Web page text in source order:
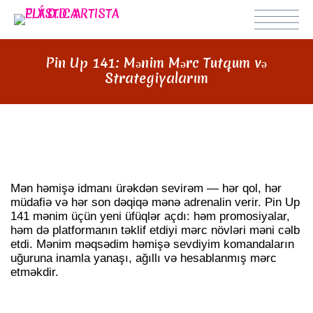
Pin Up 141: Mənim Mərc Tutqum və
Strategiyalarım
Mən həmişə idmanı ürəkdən sevirəm — hər qol, hər
müdafiə və hər son dəqiqə mənə adrenalin verir. Pin Up
141 mənim üçün yeni üfüqlər açdı: həm promosiyalar,
həm də platformanın təklif etdiyi mərc növləri məni cəlb
etdi. Mənim məqsədim həmişə sevdiyim komandaların
uğuruna inamla yanaşı, ağıllı və hesablanmış mərc
etməkdir.